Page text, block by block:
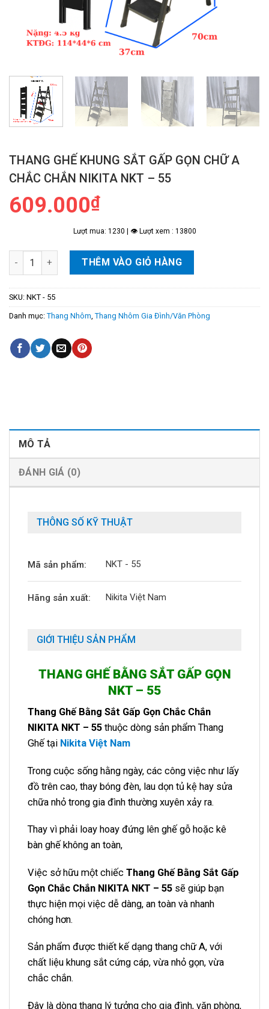
THANG GHẾ KHUNG SẮT GẤP GỌN CHỮ A
CHẮC CHẮN NIKITA NKT – 55
609.000₫
Lượt mua: 1230 | 👁 Lượt xem : 13800
Thang Ghế Khung Sắt Gấp Gọn Chữ A Chắc Chắn NIKITA NKT
THÊM VÀO GIỎ HÀNG
SKU: NKT - 55
Danh mục: Thang Nhôm Thang Nhôm Gia Đình/Văn Phòng
MÔ TẢ
ĐÁNH GIÁ (0)
THÔNG SỐ KỸ THUẬT
Mã sản phẩm: NKT - 55
Hãng sản xuất: Nikita Việt Nam
GIỚI THIỆU SẢN PHẨM
THANG GHẾ BẰNG SẮT GẤP GỌN
NKT – 55
Thang Ghế Bằng Sắt Gấp Gọn Chắc Chắn
NIKITA NKT – 55 thuộc dòng sản phẩm Thang
Ghế tại Nikita Việt Nam
Trong cuộc sống hằng ngày, các công việc như lấy
đồ trên cao, thay bóng đèn, lau dọn tủ kệ hay sửa
chữa nhỏ trong gia đình thường xuyên xảy ra.
Thay vì phải loay hoay đứng lên ghế gỗ hoặc kê
bàn ghế không an toàn,
Việc sở hữu một chiếc Thang Ghế Bằng Sắt Gấp
Gọn Chắc Chắn NIKITA NKT – 55 sẽ giúp bạn
thực hiện mọi việc dễ dàng, an toàn và nhanh
chóng hơn.
Sản phẩm được thiết kế dạng thang chữ A, với
chất liệu khung sắt cứng cáp, vừa nhỏ gọn, vừa
chắc chắn.
Đây là dòng thang lý tưởng cho gia đình, văn phòng,